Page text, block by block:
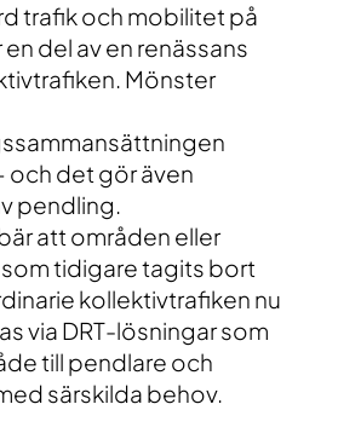
trafik och mobilitet på
del av en renässans
Mönster
och det gör även
pendling.
att områden eller
tidigare tagits bort
kollektivtrafiken nu
via DRT-lösningar som
till pendlare och
särskilda behov.